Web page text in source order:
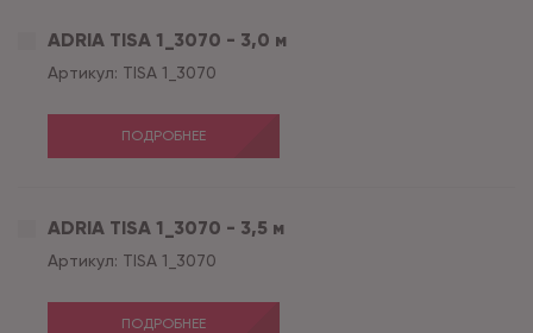
ADRIA TISA 1_3070 - 3,0 м
Артикул: TISA 1_3070
ПОДРОБНЕЕ
ADRIA TISA 1_3070 - 3,5 м
Артикул: TISA 1_3070
ПОДРОБНЕЕ